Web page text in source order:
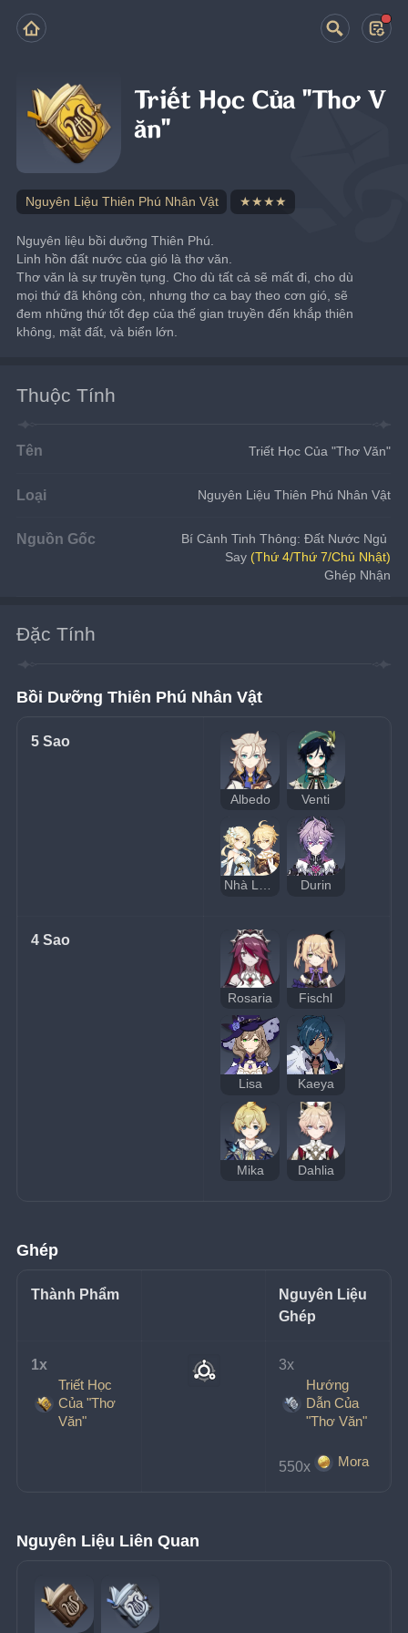
Triết Học Của "Thơ V
ăn"
Nguyên Liệu Thiên Phú Nhân Vật ★★★★
Nguyên liệu bồi dưỡng Thiên Phú.
Linh hồn đất nước của gió là thơ văn.
Thơ văn là sự truyền tụng. Cho dù tất cả sẽ mất đi, cho dù
mọi thứ đã không còn, nhưng thơ ca bay theo cơn gió, sẽ
đem những thứ tốt đẹp của thế gian truyền đến khắp thiên
không, mặt đất, và biển lớn.
Thuộc Tính
Tên Triết Học Của "Thơ Văn"
Loại Nguyên Liệu Thiên Phú Nhân Vật
Nguồn Gốc
Bí Cảnh Tinh Thông: Đất Nước Ngủ
Say (Thứ 4/Thứ 7/Chủ Nhật)
Ghép Nhận
Đặc Tính
Bồi Dưỡng Thiên Phú Nhân Vật
5 Sao
Albedo Venti
Nhà Lữ Hành (Phong) Durin
4 Sao
Rosaria Fischl
Lisa Kaeya
Mika Dahlia
Ghép
Thành Phẩm
Nguyên Liệu
Ghép
1x
Triết Học
Của "Thơ
Văn"
3x
Hướng
Dẫn Của
"Thơ Văn"
550x Mora
Nguyên Liệu Liên Quan